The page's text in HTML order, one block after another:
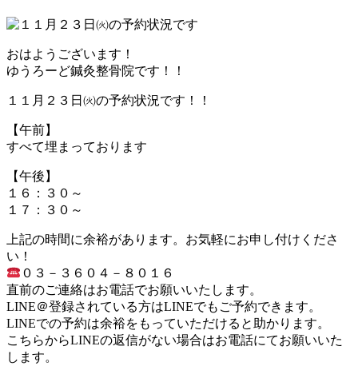
おはようございます！
ゆうろーど鍼灸整骨院です！！
１１月２３日㈫の予約状況です！！
【午前】
すべて埋まっております
【午後】
１６：３０～
１７：３０～
上記の時間に余裕があります。お気軽にお申し付けくださ
い！
０３－３６０４－８０１６
直前のご連絡はお電話でお願いいたします。
LINE＠登録されている方はLINEでもご予約できます。
LINEでの予約は余裕をもっていただけると助かります。
こちらからLINEの返信がない場合はお電話にてお願いいた
します。